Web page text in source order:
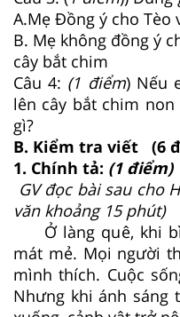
A.Mẹ Đồng ý cho Tèo
B. Mẹ không đồng ý
cây bắt chim
Câu 4: (1 điểm) Nếu
lên cây bắt chim
gì?
B. Kiểm tra viết (6
1. Chính tả: (1 điểm)
GV đọc bài sau cho
văn khoảng 15 phút)
Ở làng quê, khi
mát mẻ. Mọi người
mình thích. Cuộc
Nhưng khi ánh sáng